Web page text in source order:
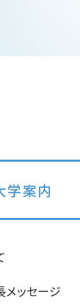
学案内
メッセージ